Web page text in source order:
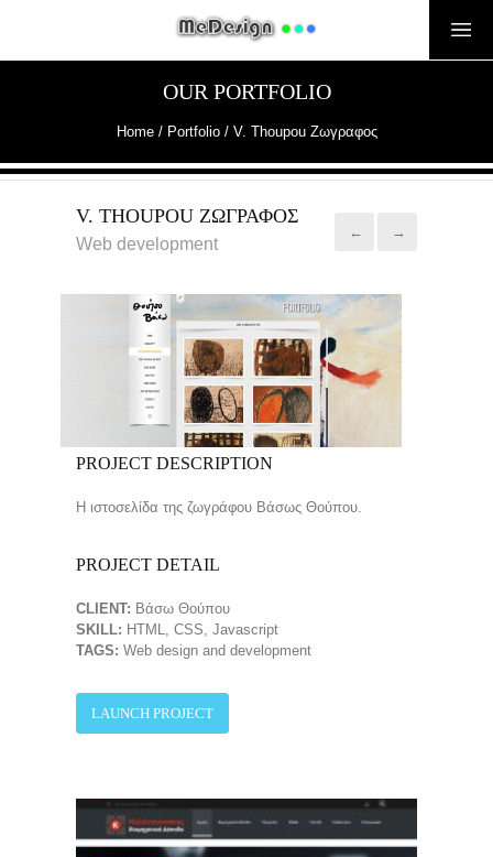
OUR PORTFOLIO
Home/ Portfolio / V. Thoupou Ζωγραφος
V. THOUPOU ΖΩΓΡΑΦΟΣ
Web development
→
←
PROJECT DESCRIPTION
Η ιστοσελίδα της ζωγράφου Βάσως Θούπου.
PROJECT DETAIL
CLIENT: Βάσω Θούπου
SKILL: HTML, CSS, Javascript
TAGS: Web design and development
LAUNCH PROJECT